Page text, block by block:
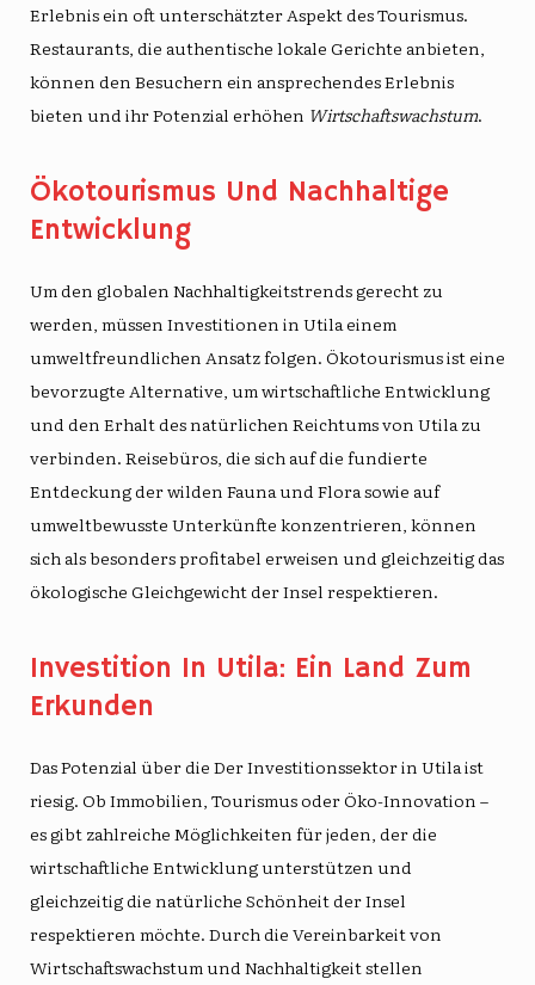
Erlebnis ein oft unterschätzter Aspekt des Tourismus.
Restaurants, die authentische lokale Gerichte anbieten,
können den Besuchern ein ansprechendes Erlebnis
bieten und ihr Potenzial erhöhen Wirtschaftswachstum.
Ökotourismus Und Nachhaltige
Entwicklung
Um den globalen Nachhaltigkeitstrends gerecht zu
werden, müssen Investitionen in Utila einem
umweltfreundlichen Ansatz folgen. Ökotourismus ist eine
bevorzugte Alternative, um wirtschaftliche Entwicklung
und den Erhalt des natürlichen Reichtums von Utila zu
verbinden. Reisebüros, die sich auf die fundierte
Entdeckung der wilden Fauna und Flora sowie auf
umweltbewusste Unterkünfte konzentrieren, können
sich als besonders profitabel erweisen und gleichzeitig das
ökologische Gleichgewicht der Insel respektieren.
Investition In Utila: Ein Land Zum
Erkunden
Das Potenzial über die Der Investitionssektor in Utila ist
riesig. Ob Immobilien, Tourismus oder Öko-Innovation –
es gibt zahlreiche Möglichkeiten für jeden, der die
wirtschaftliche Entwicklung unterstützen und
gleichzeitig die natürliche Schönheit der Insel
respektieren möchte. Durch die Vereinbarkeit von
Wirtschaftswachstum und Nachhaltigkeit stellen